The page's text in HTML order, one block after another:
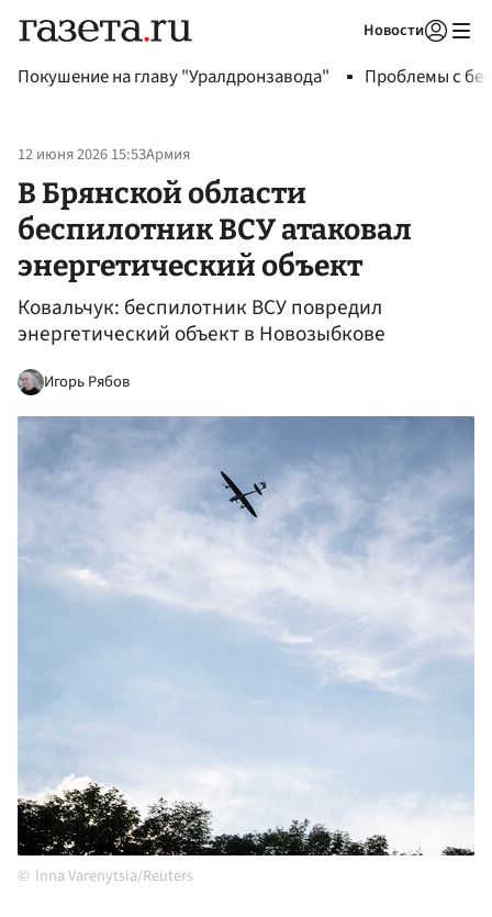
Новости
Покушение на главу "Уралдронзавода" Проблемы с
12 июня 2026 15:53Армия
В Брянской области
беспилотник ВСУ атаковал
энергетический объект
Ковальчук: беспилотник ВСУ повредил
энергетический объект в Новозыбкове
Игорь Рябов
Inna Varenytsia/Reuters